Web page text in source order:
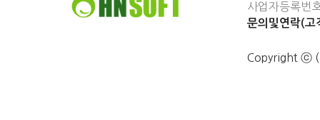
사업자등록
문의및연락(
Copyright ⓒ (